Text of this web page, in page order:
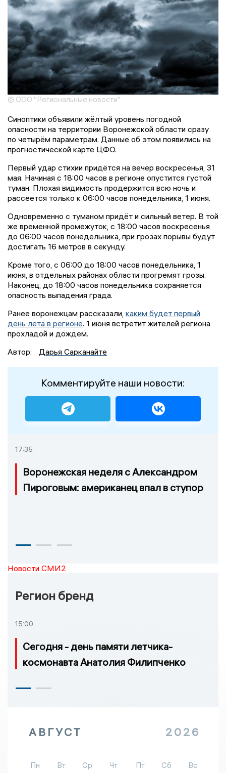
© ООО "Региональные новости"
Синоптики объявили жёлтый уровень погодной
опасности на территории Воронежской области сразу
по четырём параметрам. Данные об этом появились на
прогностической карте ЦФО.
Первый удар стихии придётся на вечер воскресенья, 31
мая. Начиная с 18:00 часов в регионе опустится густой
туман. Плохая видимость продержится всю ночь и
рассеется только к 06:00 часов понедельника, 1 июня.
Одновременно с туманом придёт и сильный ветер. В той
же временной промежуток, с 18:00 часов воскресенья
до 06:00 часов понедельника, при грозах порывы будут
достигать 16 метров в секунду.
Кроме того, с 06:00 до 18:00 часов понедельника, 1
июня, в отдельных районах области прогремят грозы.
Наконец, до 18:00 часов понедельника сохраняется
опасность выпадения града.
Ранее воронежцам рассказали, каким будет первый
день лета в регионе. 1 июня встретит жителей региона
прохладой и дождем.
Автор:
Дарья Сарканайте
Комментируйте наши новости:
17:35
Воронежская неделя с Александром
Пироговым: американец впал в ступор
Новости СМИ2
Регион бренд
15:00
Сегодня - день памяти летчика-
космонавта Анатолия Филипченко
АВГУСТ 2026
Пн Вт Ср Чт Пт Сб Вс